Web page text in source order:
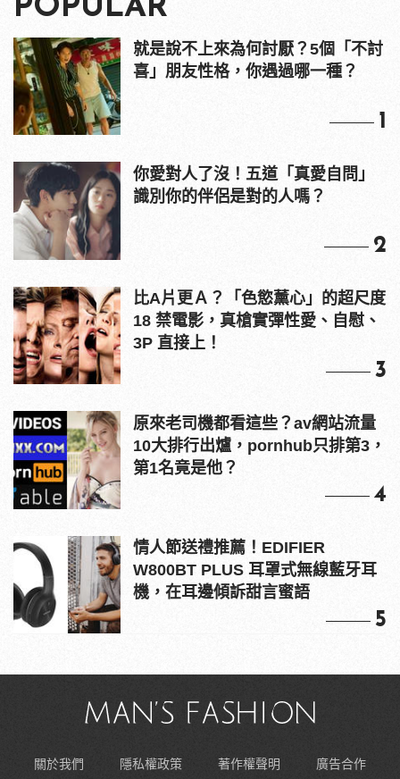
POPULAR
就是說不上來為何討厭？5個「不討
喜」朋友性格，你遇過哪一種？
1
你愛對人了沒！五道「真愛自問」
識別你的伴侶是對的人嗎？
2
比A片更Ａ？「色慾薰心」的超尺度
18 禁電影，真槍實彈性愛、自慰、
3P 直接上！
3
原來老司機都看這些？av網站流量
10大排行出爐，pornhub只排第3，
第1名竟是他？
4
情人節送禮推薦！EDIFIER
W800BT PLUS 耳罩式無線藍牙耳
機，在耳邊傾訴甜言蜜語
5
關於我們 隱私權政策 著作權聲明
廣告合作